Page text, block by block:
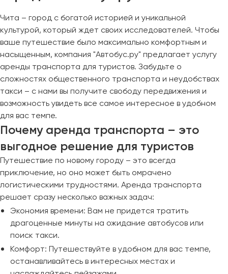
Чита – город с богатой историей и уникальной
культурой, который ждет своих исследователей. Чтобы
ваше путешествие было максимально комфортным и
насыщенным, компания "Автобус.ру" предлагает услугу
аренды транспорта для туристов. Забудьте о
сложностях общественного транспорта и неудобствах
такси – с нами вы получите свободу передвижения и
возможность увидеть все самое интересное в удобном
для вас темпе.
Почему аренда транспорта – это
выгодное решение для туристов
Путешествие по новому городу – это всегда
приключение, но оно может быть омрачено
логистическими трудностями. Аренда транспорта
решает сразу несколько важных задач:
Экономия времени: Вам не придется тратить
драгоценные минуты на ожидание автобусов или
поиск такси.
Комфорт: Путешествуйте в удобном для вас темпе,
останавливайтесь в интересных местах и